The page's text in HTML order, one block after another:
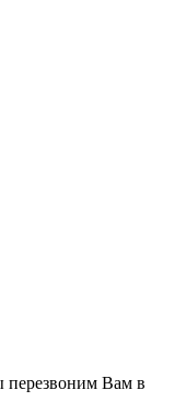
перезвоним Вам в